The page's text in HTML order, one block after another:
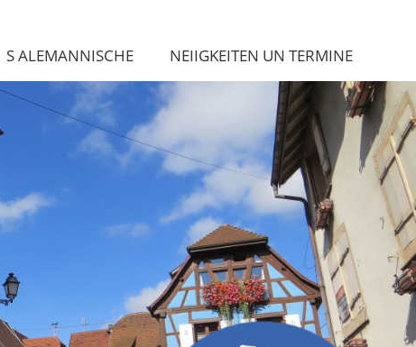
S ALEMANNISCHE NEIIGKEITEN UN TERMINE